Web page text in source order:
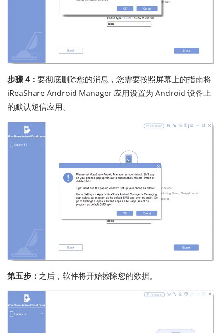
步骤 4： 要彻底删除您的消息，您需要按照屏幕上的指南将
iReaShare Android Manager 应用设置为 Android 设备上
的默认短信应用。
第五步： 之后，软件将开始擦除您的数据。